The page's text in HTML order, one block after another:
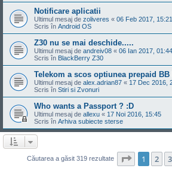
Notificare aplicatii
Ultimul mesaj de zoliveres « 06 Feb 2017, 15:21
Scris în Android OS
Z30 nu se mai deschide.....
Ultimul mesaj de andreiv08 « 06 Ian 2017, 01:44
Scris în BlackBerry Z30
Telekom a scos optiunea prepaid BB
Ultimul mesaj de alex.adrian87 « 17 Dec 2016,
Scris în Stiri si Zvonuri
Who wants a Passport ? :D
Ultimul mesaj de allexu « 17 Noi 2016, 15:45
Scris în Arhiva subiecte sterse
Căutarea a găsit 319 rezultate Pagina
1 2 3